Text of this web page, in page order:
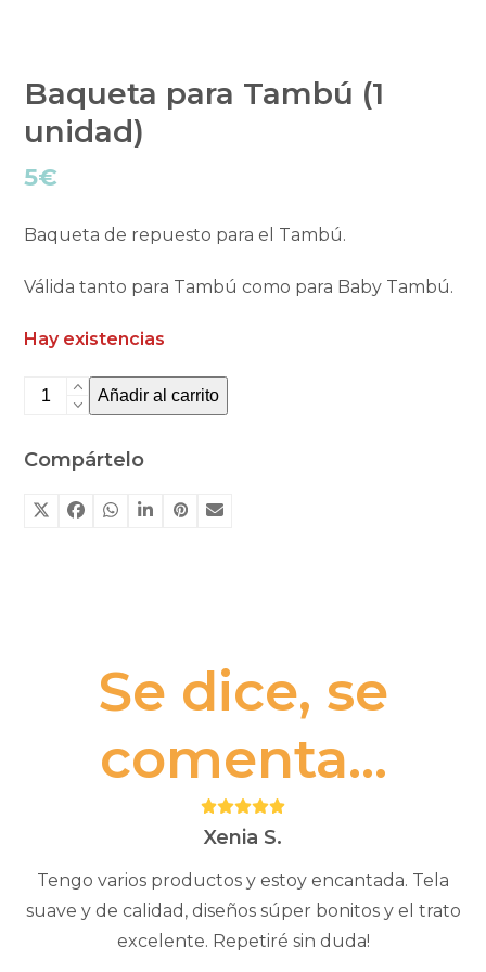
Baqueta para Tambú (1
unidad)
5€
Baqueta de repuesto para el Tambú.
Válida tanto para Tambú como para Baby Tambú.
Hay existencias
Baqueta
Tambú
unidad)
Añadir al carrito
Compártelo
Se dice, se
comenta...
Puntuación:
5Xenia S.
Tengo varios productos y estoy encantada. Tela
suave y de calidad, diseños súper bonitos y el trato
excelente. Repetiré sin duda!